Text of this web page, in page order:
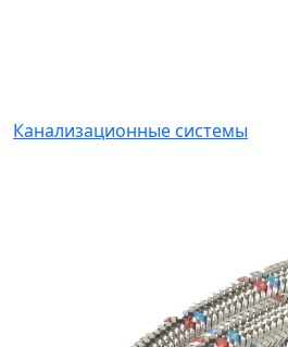
Канализационные системы